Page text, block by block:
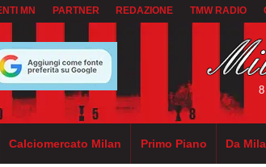
MN PARTNER REDAZIONE TMW RADIO
Calciomercato Milan Primo Piano Da